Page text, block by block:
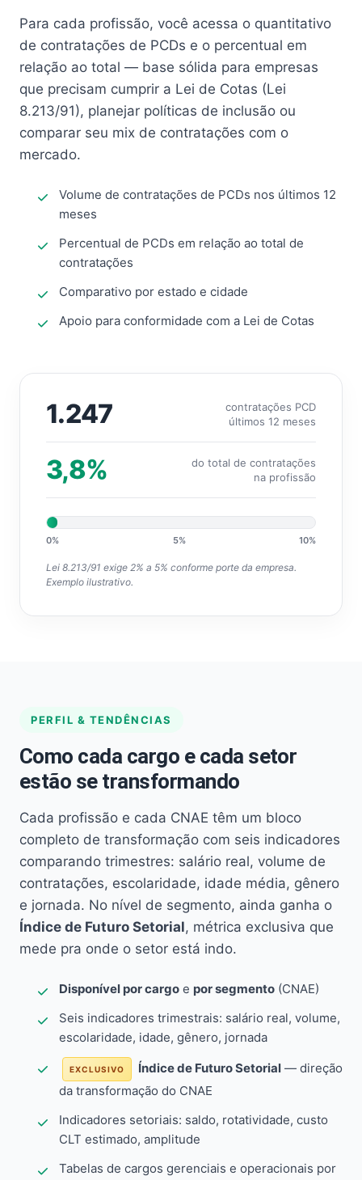
Para cada profissão, você acessa o quantitativo
de contratações de PCDs e o percentual em
relação ao total — base sólida para empresas
que precisam cumprir a Lei de Cotas (Lei
8.213/91), planejar políticas de inclusão ou
comparar seu mix de contratações com o
mercado.
Volume de contratações de PCDs nos últimos 12
meses
Percentual de PCDs em relação ao total de
contratações
Comparativo por estado e cidade
Apoio para conformidade com a Lei de Cotas
1.247
contratações PCD
últimos 12 meses
3,8%
do total de contratações
na profissão
0% 5% 10%
Lei 8.213/91 exige 2% a 5% conforme porte da empresa.
Exemplo ilustrativo.
PERFIL & TENDÊNCIAS
Como cada cargo e cada setor
estão se transformando
Cada profissão e cada CNAE têm um bloco
completo de transformação com seis indicadores
comparando trimestres: salário real, volume de
contratações, escolaridade, idade média, gênero
e jornada. No nível de segmento, ainda ganha o
Índice de Futuro Setorial, métrica exclusiva que
mede pra onde o setor está indo.
Disponível por cargo e por segmento (CNAE)
Seis indicadores trimestrais: salário real, volume,
escolaridade, idade, gênero, jornada
EXCLUSIVO Índice de Futuro Setorial — direção
da transformação do CNAE
Indicadores setoriais: saldo, rotatividade, custo
CLT estimado, amplitude
Tabelas de cargos gerenciais e operacionais por